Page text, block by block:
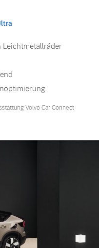
Volvo Car Connect